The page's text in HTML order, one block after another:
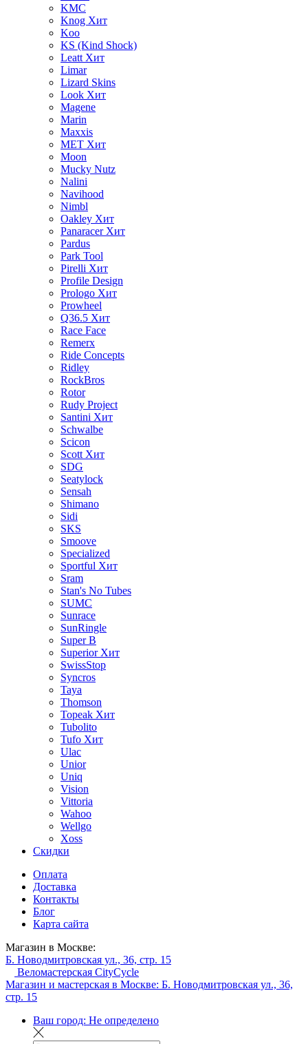
KMC
Knog Хит
Koo
KS (Kind Shock)
Leatt Хит
Limar
Lizard Skins
Look Хит
Magene
Marin
Maxxis
MET Хит
Moon
Mucky Nutz
Nalini
Navihood
Nimbl
Oakley Хит
Panaracer Хит
Pardus
Park Tool
Pirelli Хит
Profile Design
Prologo Хит
Prowheel
Q36.5 Хит
Race Face
Remerx
Ride Concepts
Ridley
RockBros
Rotor
Rudy Project
Santini Хит
Schwalbe
Scicon
Scott Хит
SDG
Seatylock
Sensah
Shimano
Sidi
SKS
Smoove
Specialized
Sportful Хит
Sram
Stan's No Tubes
SUMC
Sunrace
SunRingle
Super B
Superior Хит
SwissStop
Syncros
Taya
Thomson
Topeak Хит
Tubolito
Tufo Хит
Ulac
Unior
Uniq
Vision
Vittoria
Wahoo
Wellgo
Xoss
Скидки
Оплата
Доставка
Контакты
Блог
Карта сайта
Магазин в Москве:
Б. Новодмитровская ул., 36, стр. 15
Веломастерская CityCycle
Магазин и мастерская в Москве: Б. Новодмитровская ул., 36,
стр. 15
Ваш город: Не определено